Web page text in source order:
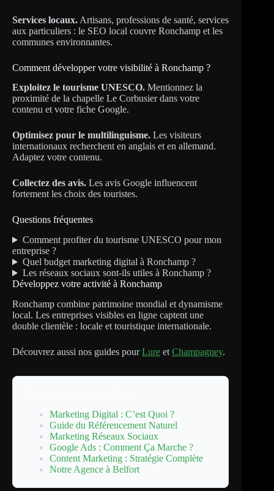
Services locaux. Artisans, professions de santé, services
aux particuliers : le SEO local couvre Ronchamp et les
communes environnantes.
Comment développer votre visibilité à Ronchamp ?
Exploitez le tourisme UNESCO. Mentionnez la
proximité de la chapelle Le Corbusier dans votre
contenu et votre fiche Google.
Optimisez pour le multilinguisme. Les visiteurs
internationaux recherchent en anglais et en allemand.
Adaptez votre contenu.
Collectez des avis. Les avis Google influencent
fortement les choix des touristes.
Questions fréquentes
Comment profiter du tourisme UNESCO pour mon
entreprise ?
Quel budget marketing digital à Ronchamp ?
Les réseaux sociaux sont-ils utiles à Ronchamp ?
Développez votre activité à Ronchamp
Ronchamp combine patrimoine mondial et dynamisme
local. Les entreprises visibles en ligne captent une
double clientèle : locale et touristique internationale.
Découvrez aussi nos guides pourLure et Champagney.
Marketing Digital : C’est Quoi ?
Guide du Référencement Naturel
Marketing Réseaux Sociaux
Google Ads : Comment Ça Marche ?
Content Marketing : Stratégie Complète
Notre Agence à Belfort